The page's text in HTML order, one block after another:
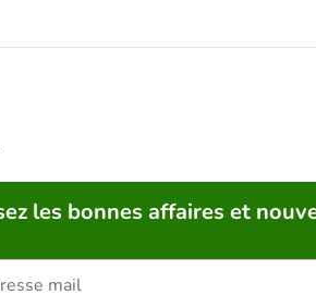
les bonnes affaires et